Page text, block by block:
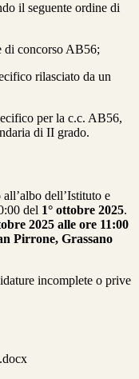
il seguente ordine di
di concorso AB56;
rilasciato da un
per la c.c. AB56,
di II grado.
dell’Istituto e
del 1° ottobre 2025.
2025 alle ore 11:00
Pirrone, Grassano
incomplete o prive